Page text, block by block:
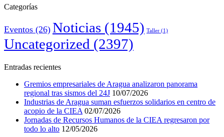
Categorías
Eventos (26) Noticias (1945) Taller (1)
Uncategorized (2397)
Entradas recientes
Gremios empresariales de Aragua analizaron panorama
regional tras sismos del 24J 10/07/2026
Industrias de Aragua suman esfuerzos solidarios en centro de
acopio de la CIEA 02/07/2026
Jornadas de Recursos Humanos de la CIEA regresaron por
todo lo alto 12/05/2026